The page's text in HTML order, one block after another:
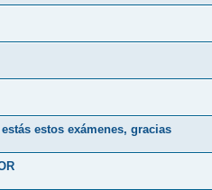
estos exámenes, gracias